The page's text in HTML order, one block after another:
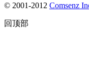
© 2001-2012 Comsenz
回顶部